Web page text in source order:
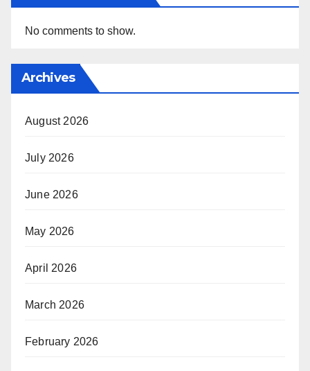
No comments to show.
Archives
August 2026
July 2026
June 2026
May 2026
April 2026
March 2026
February 2026